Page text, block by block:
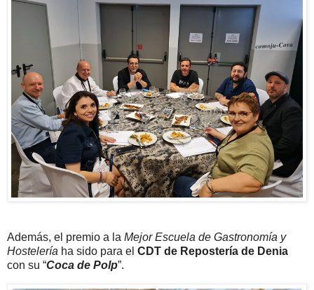
Además, el premio a la Mejor Escuela de Gastronomía y
Hostelería ha sido para el CDT de Repostería de Denia
con su “Coca de Polp”.